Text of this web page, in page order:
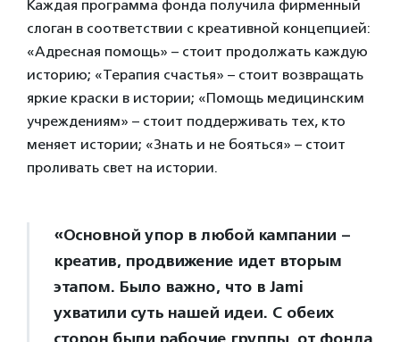
Каждая программа фонда получила фирменный
слоган в соответствии с креативной концепцией:
«Адресная помощь» – стоит продолжать каждую
историю; «Терапия счастья» – стоит возвращать
яркие краски в истории; «Помощь медицинским
учреждениям» – стоит поддерживать тех, кто
меняет истории; «Знать и не бояться» – стоит
проливать свет на истории.
«Основной упор в любой кампании –
креатив, продвижение идет вторым
этапом. Было важно, что в Jami
ухватили суть нашей идеи. С обеих